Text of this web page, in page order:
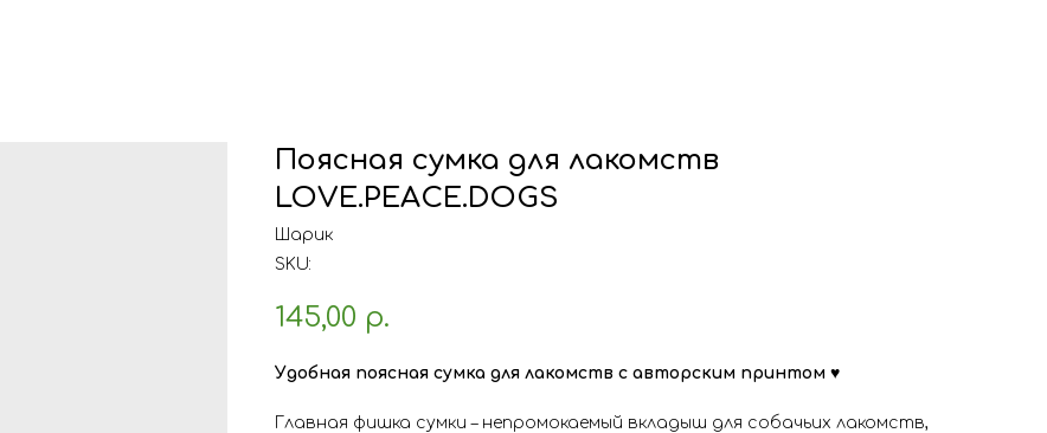
Поясная сумка для лакомств
LOVE.PEACE.DOGS
Шарик
SKU:
145,00 р.
Удобная поясная сумка для лакомств с авторским принтом ♥
Главная фишка сумки – непромокаемый вкладыш для собачьих лакомств,